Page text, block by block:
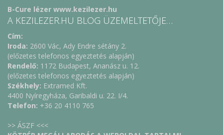
B-Cure lézer www.kezilezer.hu
A KEZILEZER.HU BLOG ÜZEMELTETŐJE…
Cím:
Iroda: 2600 Vác, Ady Endre sétány 2.
(előzetes telefonos egyeztetés alapján)
Rendelő: 1172 Budapest, Ananász u. 12.
(előzetes telefonos egyeztetés alapján)
Székhely: Extramed Kft.
4400 Nyíregyháza, Garibaldi u. 22. I/4.
Telefon: +36 20 4110 765
>> ÁSZF <<<